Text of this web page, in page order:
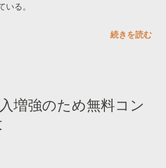
いる。
続きを読む
増強のため無料コン